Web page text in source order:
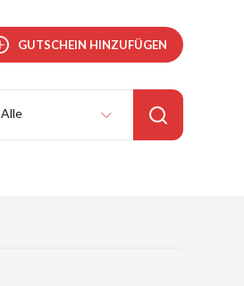
GUTSCHEIN HINZUFÜGEN
Alle